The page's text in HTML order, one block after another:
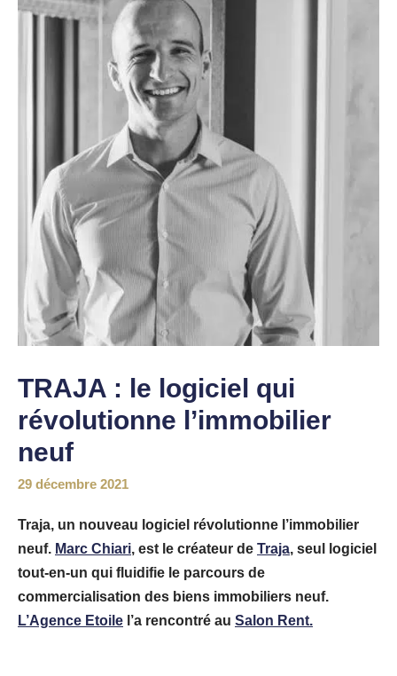
TRAJA : le logiciel qui
révolutionne l’immobilier
neuf
29 décembre 2021
Traja, un nouveau logiciel révolutionne l’immobilier
neuf. Marc Chiari, est le créateur de Traja, seul logiciel
tout-en-un qui fluidifie le parcours de
commercialisation des biens immobiliers neuf.
L’Agence Etoile l’a rencontré au Salon Rent.